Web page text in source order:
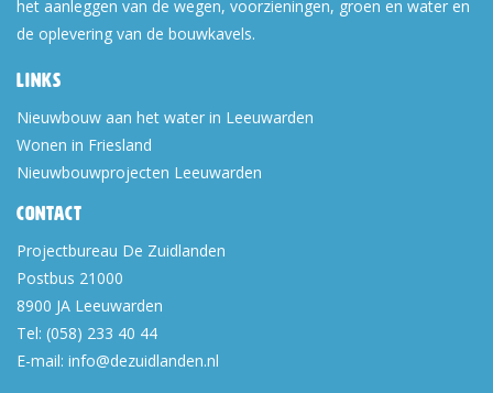
het aanleggen van de wegen, voorzieningen, groen en water en
de oplevering van de bouwkavels.
Links
Nieuwbouw aan het water in Leeuwarden
Wonen in Friesland
Nieuwbouwprojecten Leeuwarden
Contact
Projectbureau De Zuidlanden
Postbus 21000
8900 JA Leeuwarden
Tel: (058) 233 40 44
E-mail: info@dezuidlanden.nl